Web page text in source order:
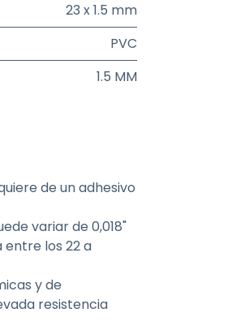
23 x 1.5 mm
PVC
1.5 MM
de un adhesivo
variar de 0,018"
entre los 22 a
y de
resistencia